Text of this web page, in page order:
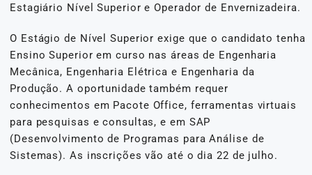
Estagiário Nível Superior e Operador de Envernizadeira.
O Estágio de Nível Superior exige que o candidato tenha
Ensino Superior em curso nas áreas de Engenharia
Mecânica, Engenharia Elétrica e Engenharia da
Produção. A oportunidade também requer
conhecimentos em Pacote Office, ferramentas virtuais
para pesquisas e consultas, e em SAP
(Desenvolvimento de Programas para Análise de
Sistemas). As inscrições vão até o dia 22 de julho.